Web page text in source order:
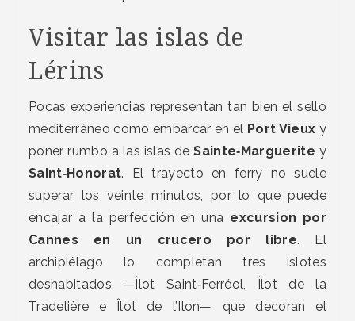
Visitar las islas de
Lérins
Pocas experiencias representan tan bien el sello
mediterráneo como embarcar en el Port Vieux y
poner rumbo a las islas deSainte‑Marguerite y
Saint‑Honorat. El trayecto en ferry no suele
superar los veinte minutos, por lo que puede
encajar a la perfección en una excursion por
Cannes en un crucero por libre. El
archipiélago lo completan tres islotes
deshabitados —Îlot Saint‑Ferréol, Îlot de la
Tradelière e Îlot de l’Ilon— que decoran el